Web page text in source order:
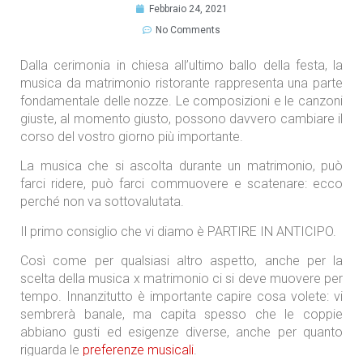
Febbraio 24, 2021
No Comments
Dalla cerimonia in chiesa all’ultimo ballo della festa, la
musica da matrimonio ristorante rappresenta una parte
fondamentale delle nozze. Le composizioni e le canzoni
giuste, al momento giusto, possono davvero cambiare il
corso del vostro giorno più importante.
La musica che si ascolta durante un matrimonio, può
farci ridere, può farci commuovere e scatenare: ecco
perché non va sottovalutata.
Il primo consiglio che vi diamo è PARTIRE IN ANTICIPO.
Così come per qualsiasi altro aspetto, anche per la
scelta della musica x matrimonio ci si deve muovere per
tempo. Innanzitutto è importante capire cosa volete: vi
sembrerà banale, ma capita spesso che le coppie
abbiano gusti ed esigenze diverse, anche per quanto
riguarda le preferenze musicali.